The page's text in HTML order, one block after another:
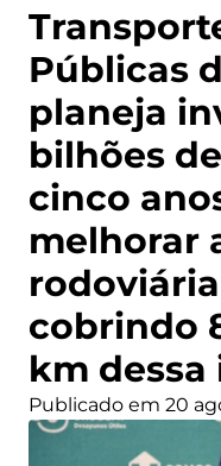
Públicas
planeja
bilhões
cinco
melhorar
cobrindo
km
Publicado em 20